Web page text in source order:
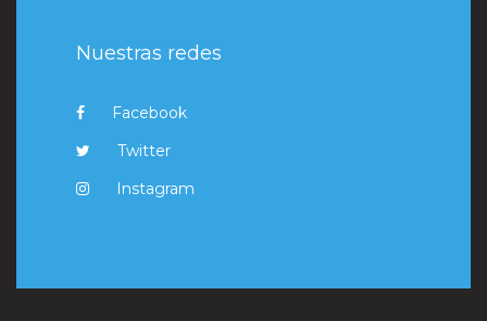
Nuestras redes
Facebook
Twitter
Instagram